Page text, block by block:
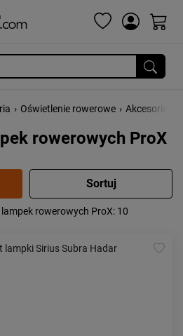
› Oświetlenie rowerowe › Akcesoria i
rowerowych ProX
największa
od najwyższej
rowerowych ProX: 10